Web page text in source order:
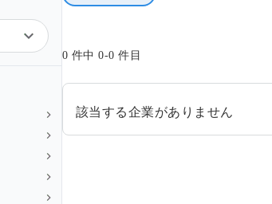
0 件中 0-0 件目
該当する企業がありません